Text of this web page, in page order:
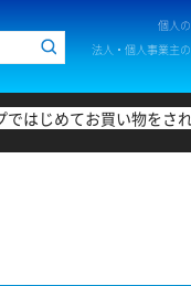
個人
法人・個人事業主
ではじめてお買い物をさ